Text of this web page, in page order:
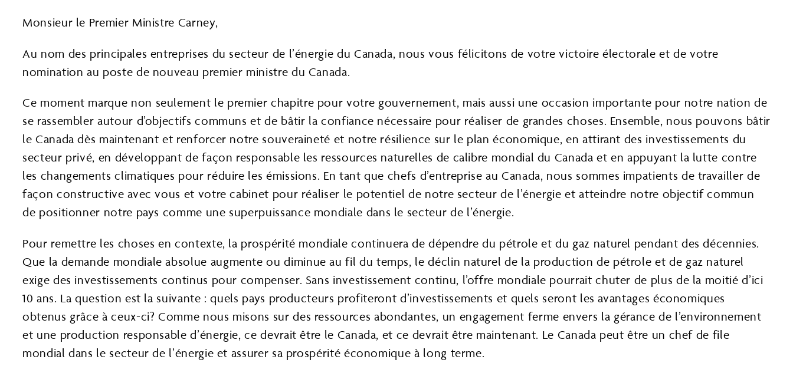
Monsieur le Premier Ministre Carney,
Au nom des principales entreprises du secteur de l’énergie du Canada, nous vous félicitons de votre victoire électorale et de votre
nomination au poste de nouveau premier ministre du Canada.
Ce moment marque non seulement le premier chapitre pour votre gouvernement, mais aussi une occasion importante pour notre nation de
se rassembler autour d’objectifs communs et de bâtir la confiance nécessaire pour réaliser de grandes choses. Ensemble, nous pouvons bâtir
le Canada dès maintenant et renforcer notre souveraineté et notre résilience sur le plan économique, en attirant des investissements du
secteur privé, en développant de façon responsable les ressources naturelles de calibre mondial du Canada et en appuyant la lutte contre
les changements climatiques pour réduire les émissions. En tant que chefs d’entreprise au Canada, nous sommes impatients de travailler de
façon constructive avec vous et votre cabinet pour réaliser le potentiel de notre secteur de l’énergie et atteindre notre objectif commun
de positionner notre pays comme une superpuissance mondiale dans le secteur de l’énergie.
Pour remettre les choses en contexte, la prospérité mondiale continuera de dépendre du pétrole et du gaz naturel pendant des décennies.
Que la demande mondiale absolue augmente ou diminue au fil du temps, le déclin naturel de la production de pétrole et de gaz naturel
exige des investissements continus pour compenser. Sans investissement continu, l’offre mondiale pourrait chuter de plus de la moitié d’ici
10 ans. La question est la suivante : quels pays producteurs profiteront d’investissements et quels seront les avantages économiques
obtenus grâce à ceux-ci? Comme nous misons sur des ressources abondantes, un engagement ferme envers la gérance de l’environnement
et une production responsable d’énergie, ce devrait être le Canada, et ce devrait être maintenant. Le Canada peut être un chef de file
mondial dans le secteur de l’énergie et assurer sa prospérité économique à long terme.